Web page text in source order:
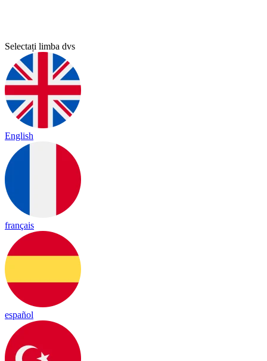
Selectați limba dvs
English
français
español